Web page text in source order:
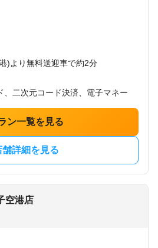
)より無料送迎車で約2分
、二次元コード決済、電子マネー
ン一覧を見る
舗詳細を見る
空港店